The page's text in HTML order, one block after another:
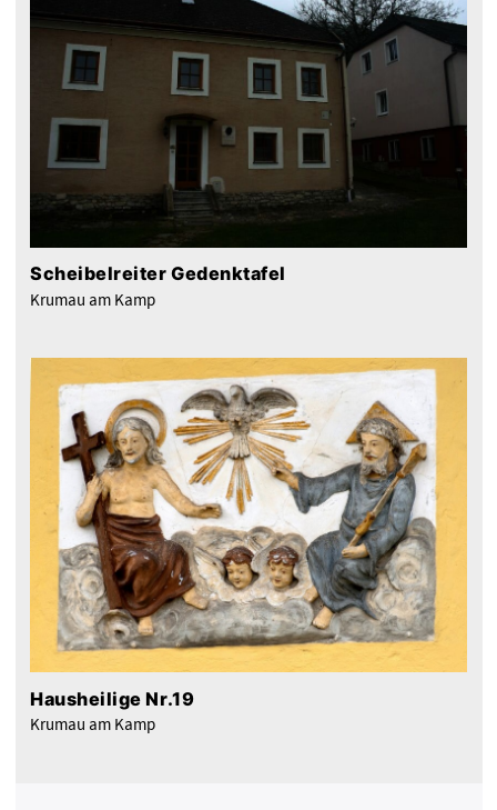
Scheibelreiter Gedenktafel
Krumau am Kamp
Hausheilige Nr.19
Krumau am Kamp